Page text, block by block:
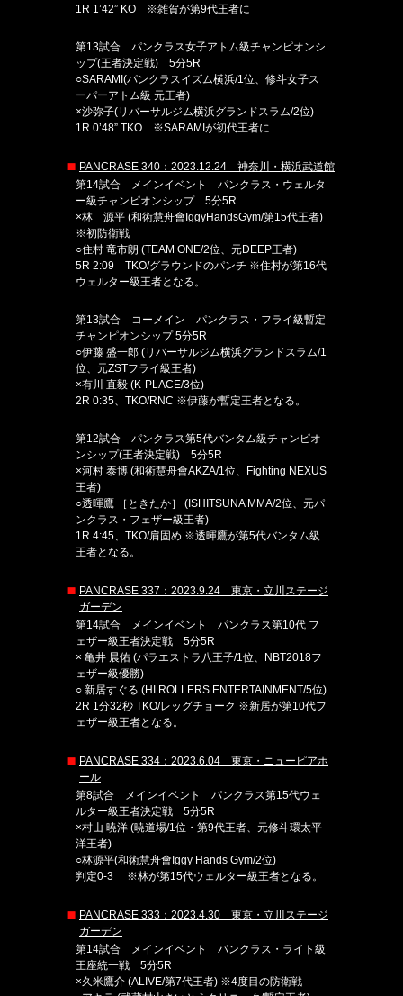
1R 1’42” KO ※雑賀が第9代王者に
第13試合 パンクラス女子アトム級チャンピオンシ
ップ(王者決定戦) 5分5R
○SARAMI(パンクラスイズム横浜/1位、修斗女子ス
ーパーアトム級 元王者)
×沙弥子(リバーサルジム横浜グランドスラム/2位)
1R 0’48” TKO ※SARAMIが初代王者に
PANCRASE 340：2023.12.24 神奈川・横浜武道館
第14試合 メインイベント パンクラス・ウェルタ
ー級チャンピオンシップ 5分5R
×林 源平 (和術慧舟會IggyHandsGym/第15代王者)
※初防衛戦
○住村 竜市朗 (TEAM ONE/2位、元DEEP王者)
5R 2:09 TKO/グラウンドのパンチ ※住村が第16代
ウェルター級王者となる。
第13試合 コーメイン パンクラス・フライ級暫定
チャンピオンシップ 5分5R
○伊藤 盛一郎 (リバーサルジム横浜グランドスラム/1
位、元ZSTフライ級王者)
×有川 直毅 (K-PLACE/3位)
2R 0:35、TKO/RNC ※伊藤が暫定王者となる。
第12試合 パンクラス第5代バンタム級チャンピオ
ンシップ(王者決定戦) 5分5R
×河村 泰博 (和術慧舟會AKZA/1位、Fighting NEXUS
王者)
○透暉鷹 ［ときたか］ (ISHITSUNA MMA/2位、元パ
ンクラス・フェザー級王者)
1R 4:45、TKO/肩固め ※透暉鷹が第5代バンタム級
王者となる。
PANCRASE 337：2023.9.24 東京・立川ステージ
ガーデン
第14試合 メインイベント パンクラス第10代 フ
ェザー級王者決定戦 5分5R
× 亀井 晨佑 (パラエストラ八王子/1位、NBT2018フ
ェザー級優勝)
○ 新居すぐる (HI ROLLERS ENTERTAINMENT/5位)
2R 1分32秒 TKO/レッグチョーク ※新居が第10代フ
ェザー級王者となる。
PANCRASE 334：2023.6.04 東京・ニューピアホ
ール
第8試合 メインイベント パンクラス第15代ウェ
ルター級王者決定戦 5分5R
×村山 暁洋 (暁道場/1位・第9代王者、元修斗環太平
洋王者)
○林源平(和術慧舟會Iggy Hands Gym/2位)
判定0-3 ※林が第15代ウェルター級王者となる。
PANCRASE 333：2023.4.30 東京・立川ステージ
ガーデン
第14試合 メインイベント パンクラス・ライト級
王座統一戦 5分5R
×久米鷹介 (ALIVE/第7代王者) ※4度目の防衛戦